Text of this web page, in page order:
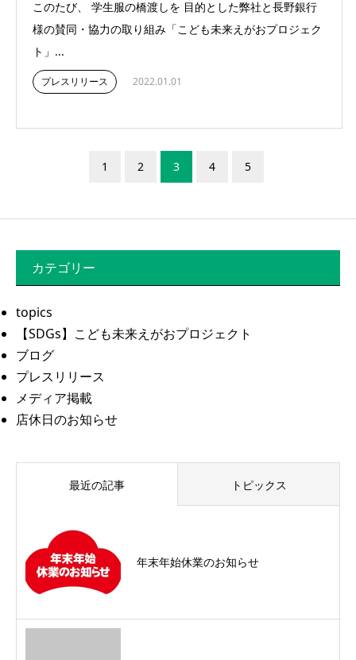
このたび、 学生服の橋渡しを 目的とした弊社と長野銀行
様の賛同・協力の取り組み「こども未来えがおプロジェク
ト」...
プレスリリース 2022.01.01
1 2 3 4 5
カテゴリー
topics
【SDGs】こども未来えがおプロジェクト
ブログ
プレスリリース
メディア掲載
店休日のお知らせ
最近の記事 トピックス
年末年始休業のお知らせ